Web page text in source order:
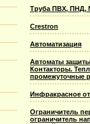
Труба ПВХ, ПНД,
Crestron
Автоматизация
Автоматы
Контакторы.
промежуточные
Инфракрасное
Ограничитель
ограничитель